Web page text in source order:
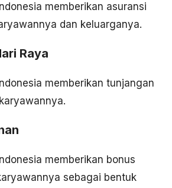
memberikan asuransi
dan keluarganya.
Raya
memberikan tunjangan
memberikan bonus
sebagai bentuk